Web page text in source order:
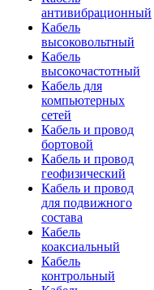
антивибрационный
Кабель
высоковольтный
Кабель
высокочастотный
Кабель для
компьютерных
сетей
Кабель и провод
бортовой
Кабель и провод
геофизический
Кабель и провод
для подвижного
состава
Кабель
коаксиальный
Кабель
контрольный